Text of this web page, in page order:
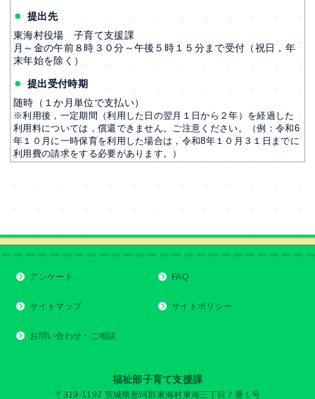
提出先
東海村役場 子育て支援課
月～金の午前８時３０分～午後５時１５分まで受付（祝日，年
末年始を除く）
提出受付時期
随時（１か月単位で支払い）
※利用後，一定期間（利用した日の翌月１日から２年）を経過した
利用料については，償還できません。ご注意ください。（例：令和6
年１０月に一時保育を利用した場合は，令和8年１０月３１日までに
利用費の請求をする必要があります。）
アンケート FAQ
サイトマップ サイトポリシー
お問い合わせ・ご相談
福祉部子育て支援課
〒319-1192 茨城県那珂郡東海村東海三丁目７番１号